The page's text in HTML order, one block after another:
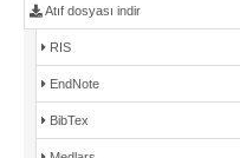
Atıf dosyası indir
RIS
EndNote
BibTex